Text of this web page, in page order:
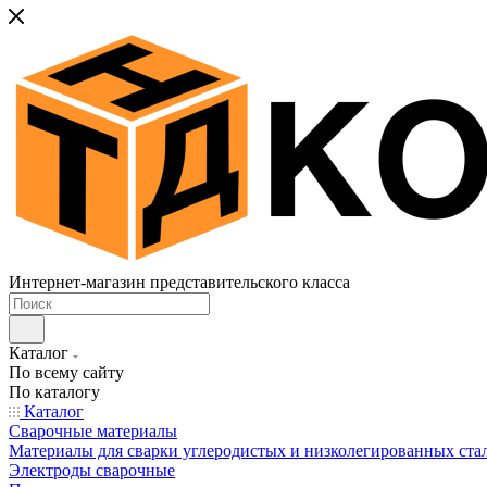
Интернет-магазин представительского класса
Каталог
По всему сайту
По каталогу
Каталог
Сварочные материалы
Материалы для сварки углеродистых и низколегированных
Электроды сварочные